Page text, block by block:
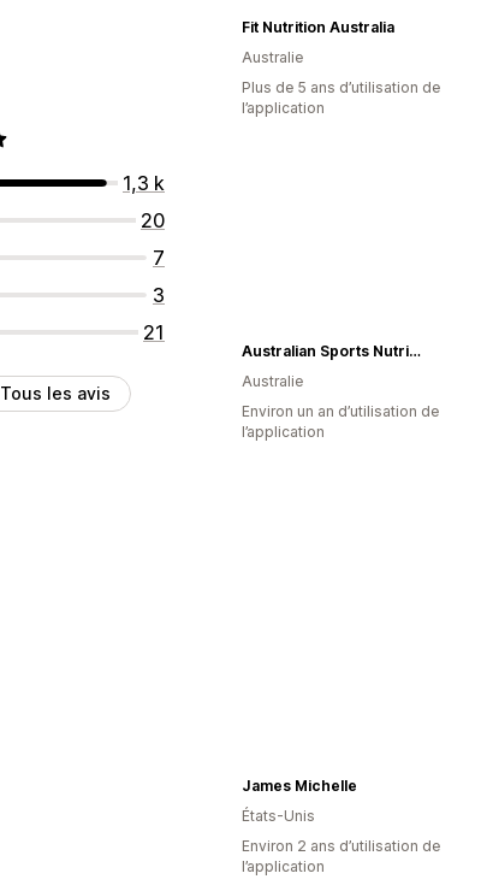
1,3 k
20
7
3
21
Tous les avis
Fit Nutrition Australia
Australie
Plus de 5 ans d’utilisation de
l’application
Australian Sports Nutrition
Australie
Environ un an d’utilisation de
l’application
James Michelle
États-Unis
Environ 2 ans d’utilisation de
l’application